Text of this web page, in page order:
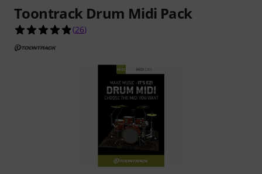
Toontrack Drum Midi Pack
4.8/5 csillag, összesen 26 értékelés alapján
(26)